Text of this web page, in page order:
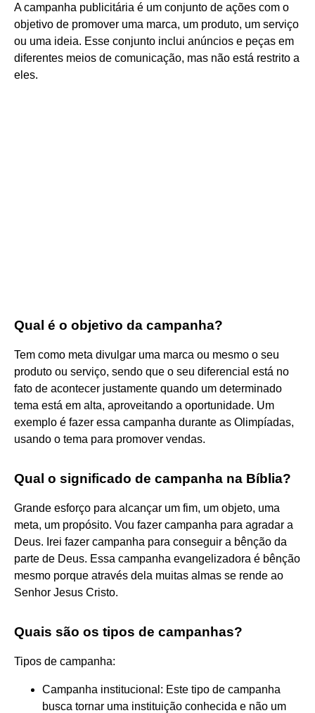
A campanha publicitária é um conjunto de ações com o
objetivo de promover uma marca, um produto, um serviço
ou uma ideia. Esse conjunto inclui anúncios e peças em
diferentes meios de comunicação, mas não está restrito a
eles.
Qual é o objetivo da campanha?
Tem como meta divulgar uma marca ou mesmo o seu
produto ou serviço, sendo que o seu diferencial está no
fato de acontecer justamente quando um determinado
tema está em alta, aproveitando a oportunidade. Um
exemplo é fazer essa campanha durante as Olimpíadas,
usando o tema para promover vendas.
Qual o significado de campanha na Bíblia?
Grande esforço para alcançar um fim, um objeto, uma
meta, um propósito. Vou fazer campanha para agradar a
Deus. Irei fazer campanha para conseguir a bênção da
parte de Deus. Essa campanha evangelizadora é bênção
mesmo porque através dela muitas almas se rende ao
Senhor Jesus Cristo.
Quais são os tipos de campanhas?
Tipos de campanha:
Campanha institucional: Este tipo de campanha
busca tornar uma instituição conhecida e não um